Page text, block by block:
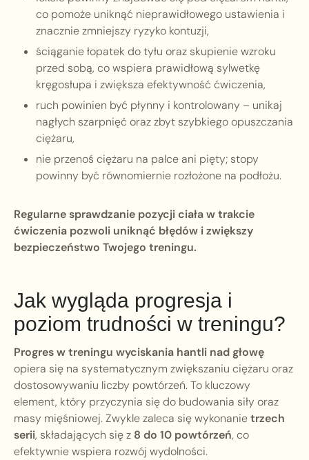
co pomoże uniknąć nieprawidłowego ustawienia i
znacznie zmniejszy ryzyko kontuzji,
ściąganie łopatek do tyłu oraz skupienie wzroku
przed sobą, co wspiera prawidłową sylwetkę
kręgosłupa i zwiększa efektywność ćwiczenia,
ruch powinien być płynny i kontrolowany – unikaj
nagłych szarpnięć oraz zbyt szybkiego opuszczania
ciężaru,
nie przenoś ciężaru na palce ani pięty; stopy
powinny być równomiernie rozłożone na podłożu.
Regularne sprawdzanie pozycji ciała w trakcie
ćwiczenia pozwoli uniknąć błędów i zwiększy
bezpieczeństwo Twojego treningu.
Jak wygląda progresja i
poziom trudności w treningu?
Progres w treningu wyciskania hantli nad głowę
opiera się na systematycznym zwiększaniu ciężaru oraz
dostosowywaniu liczby powtórzeń. To kluczowy
element, który przyczynia się do budowania siły oraz
masy mięśniowej. Zwykle zaleca się wykonanietrzech
serii, składających się z 8 do 10 powtórzeń, co
efektywnie wspiera rozwój wydolności.